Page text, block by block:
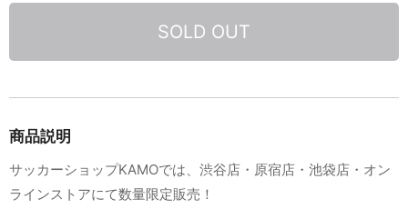
SOLD OUT
商品説明
サッカーショップKAMOでは、渋谷店・原宿店・池袋店・オン
ラインストアにて数量限定販売！